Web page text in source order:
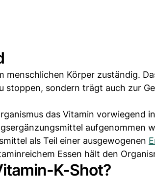
menschlichen Körper zuständig.
stoppen, sondern trägt auch zur
das Vitamin vorwiegend
aufgenommen
als Teil einer ausgewogenen
Essen hält den
K-Shot?